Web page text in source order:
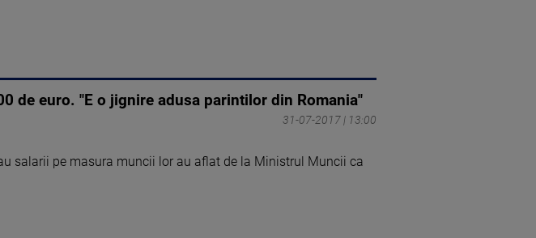
de euro. "E o jignire adusa parintilor din Romania"
31-07-2017 | 13:00
salarii pe masura muncii lor au aflat de la Ministrul Muncii ca